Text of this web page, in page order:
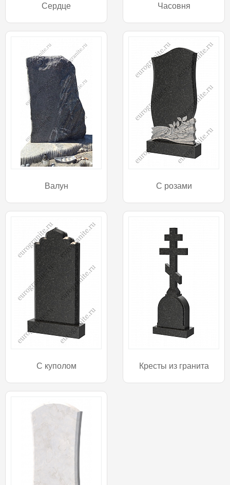
Сердце Часовня
Валун С розами
С куполом Кресты из гранита